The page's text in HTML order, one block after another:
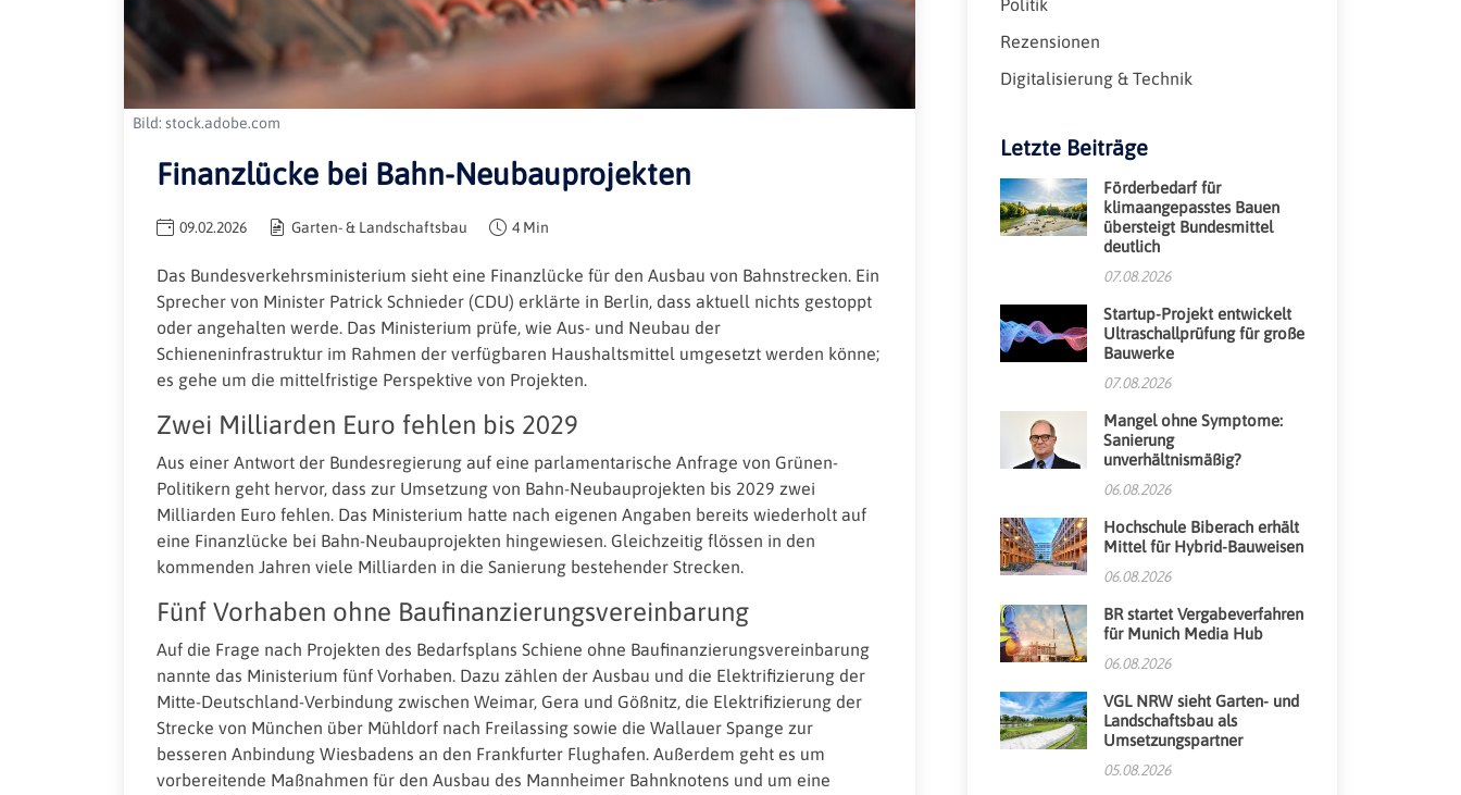
Thüringen
Bild: stock.adobe.com
Finanzlücke bei Bahn-Neubauprojekten
09.02.2026 Garten- & Landschaftsbau 4 Min
Das Bundesverkehrsministerium sieht eine Finanzlücke für den Ausbau von Bahnstrecken. Ein
Sprecher von Minister Patrick Schnieder (CDU) erklärte in Berlin, dass aktuell nichts gestoppt
oder angehalten werde. Das Ministerium prüfe, wie Aus- und Neubau der
Schieneninfrastruktur im Rahmen der verfügbaren Haushaltsmittel umgesetzt werden könne;
es gehe um die mittelfristige Perspektive von Projekten.
Zwei Milliarden Euro fehlen bis 2029
Aus einer Antwort der Bundesregierung auf eine parlamentarische Anfrage von Grünen-
Politikern geht hervor, dass zur Umsetzung von Bahn-Neubauprojekten bis 2029 zwei
Milliarden Euro fehlen. Das Ministerium hatte nach eigenen Angaben bereits wiederholt auf
eine Finanzlücke bei Bahn-Neubauprojekten hingewiesen. Gleichzeitig flössen in den
kommenden Jahren viele Milliarden in die Sanierung bestehender Strecken.
Fünf Vorhaben ohne Baufinanzierungsvereinbarung
Auf die Frage nach Projekten des Bedarfsplans Schiene ohne Baufinanzierungsvereinbarung
nannte das Ministerium fünf Vorhaben. Dazu zählen der Ausbau und die Elektrifizierung der
Mitte-Deutschland-Verbindung zwischen Weimar, Gera und Gößnitz, die Elektrifizierung der
Strecke von München über Mühldorf nach Freilassing sowie die Wallauer Spange zur
besseren Anbindung Wiesbadens an den Frankfurter Flughafen. Außerdem geht es um
vorbereitende Maßnahmen für den Ausbau des Mannheimer Bahnknotens und um eine
Politik
Rezensionen
Digitalisierung & Technik
Letzte Beiträge
Förderbedarf für
klimaangepasstes Bauen
übersteigt Bundesmittel
deutlich
07.08.2026
Startup-Projekt entwickelt
Ultraschallprüfung für große
Bauwerke
07.08.2026
Mangel ohne Symptome:
Sanierung
unverhältnismäßig?
06.08.2026
Hochschule Biberach erhält
Mittel für Hybrid-Bauweisen
06.08.2026
BR startet Vergabeverfahren
für Munich Media Hub
06.08.2026
VGL NRW sieht Garten- und
Landschaftsbau als
Umsetzungspartner
05.08.2026